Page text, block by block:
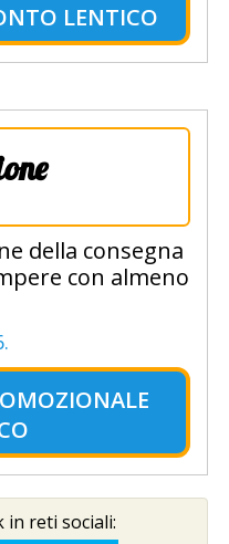
LENTICO
della consegna
con almeno
in reti sociali: